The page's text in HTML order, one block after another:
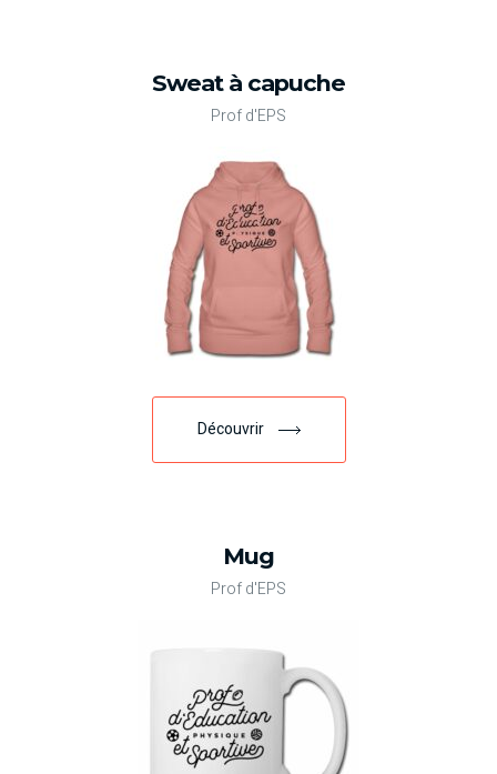
Sweat à capuche
Prof d'EPS
Découvrir
Mug
Prof d'EPS